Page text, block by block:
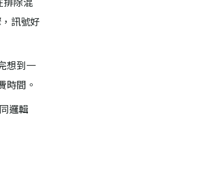
排除混
訊號好
想到一
時間。
邏輯